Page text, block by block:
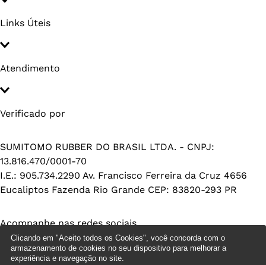
Links Úteis
Atendimento
Verificado por
SUMITOMO RUBBER DO BRASIL LTDA. - CNPJ:
13.816.470/0001-70
I.E.: 905.734.2290 Av. Francisco Ferreira da Cruz 4656
Eucaliptos Fazenda Rio Grande CEP: 83820-293 PR
Acompanhe nas redes sociais
Clicando em "Aceito todos os Cookies", você concorda com o
armazenamento de cookies no seu dispositivo para melhorar a
experiência e navegação no site.